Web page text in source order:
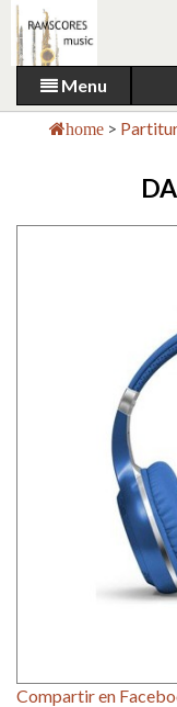
Menu
home >
Compartir en